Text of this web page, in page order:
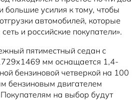
усилия к тому, чтобы
автомобилей, которые
и российские покупатели».
пятиместный седан с
мм оснащается 1,4-
бензиновой четверкой на 100
бензиновым двигателем
на выбор будут